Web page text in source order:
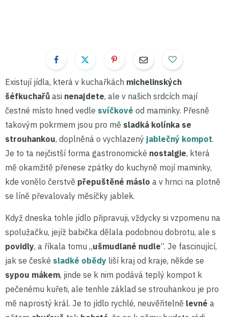
Existují jídla, která v kuchařkách michelinských
šéfkuchařů asi nenajdete, ale v našich srdcích mají
čestné místo hned vedle svíčkové od maminky. Přesně
takovým pokrmem jsou pro mě sladká kolínka se
strouhankou, doplněná o vychlazený jablečný kompot.
Je to ta nejčistší forma gastronomické nostalgie, která
mě okamžitě přenese zpátky do kuchyně mojí maminky,
kde vonělo čerstvě přepuštěné máslo a v hrnci na plotně
se líně převalovaly měsíčky jablek.
Když dneska tohle jídlo připravuji, vždycky si vzpomenu na
spolužačku, jejíž babička dělala podobnou dobrotu, ale s
povidly, a říkala tomu „ušmudlané nudle“. Je fascinující,
jak se české sladké obědy liší kraj od kraje, někde se
sypou mákem, jinde se k nim podává teplý kompot k
pečenému kuřeti, ale tenhle základ se strouhankou je pro
mě naprostý král. Je to jídlo rychlé, neuvěřitelně levné a